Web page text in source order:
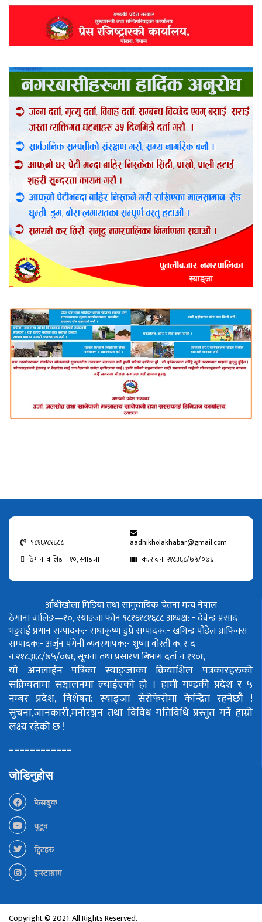
९८१६१८१६८८
aadhikholakhabar@gmail.com
ठेगाना वालिङ—१०, स्याङजा
क. र द नं. २१८३६८/७५/०७६
आँधीखोला मिडिया तथा सामुदायिक चेतना मन्च नेपाल
ठेगाना वालिङ—१०, स्याङजा फोन ९८१६१८१६८८अध्यक्ष: - देवेन्द्र प्रसाद
भट्टराईप्रधान सम्पादक:- राधाकृष्ण डुम्रेसम्पादक:- खगिन्द्र पौडेलग्राफिक्स
सम्पादक:- अर्जुन पंगेनीव्यवस्थापक:- शुष्मा वोस्तीक. र द
नं.२१८३६८/७५/०७६सूचना तथा प्रसारण बिभाग दर्ता नं १९०६
यो अनलाईन पत्रिका स्याङ्जाका क्रियाशिल पत्रकारहरुको
सक्रियतामा सञ्चालनमा ल्याईएको हो । हामी गण्डकी प्रदेश र ५
नम्बर प्रदेश, विशेषत: स्याङ्जा सेरोफेरोमा केन्द्रित रहनेछौ !
सुचना,जानकारी,मनोरञ्जन तथा विविध गतिविधि प्रस्तुत गर्ने हाम्रो
लक्ष्य रहेको छ !
============
जोडिनुहोस
फेसबुक
युटूब
ट्विटहरु
इन्स्टाग्राम
Copyright © 2021. All Rights Reserved.